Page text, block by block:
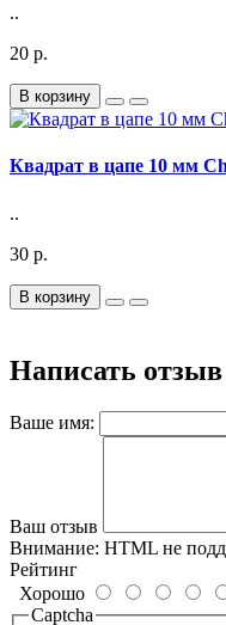
..
20 р.
В корзину
Квадрат в цапе 10 мм
..
30 р.
В корзину
Написать отзыв
Ваше имя:
Ваш отзыв
Внимание: HTML не
Рейтинг
Хорошо
Captcha